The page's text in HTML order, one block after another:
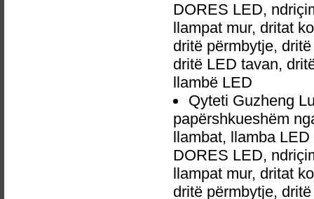
DORES LED,
llampat mur, dritat
dritë përmbytje,
dritë LED tavan,
llambë LED
Qyteti Guzheng
papërshkueshëm
llambat, llamba
DORES LED,
llampat mur, dritat
dritë përmbytje,